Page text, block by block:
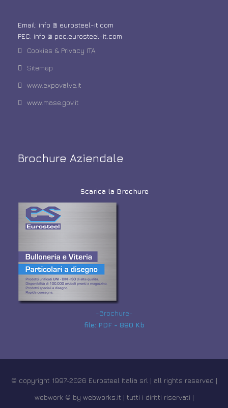
Email: info @ eurosteel-it.com
PEC: info @ pec.eurosteel-it.com
Cookies & Privacy ITA
Sitemap
www.expovalve.it
www.mase.gov.it
Brochure Aziendale
Scarica la Brochure
-Brochure-
file: PDF - 890 Kb
© copyright 1997-2026 Eurosteel Italia srl | all rights reserved |
webwork © by webworks.it | tutti i diritti riservati |